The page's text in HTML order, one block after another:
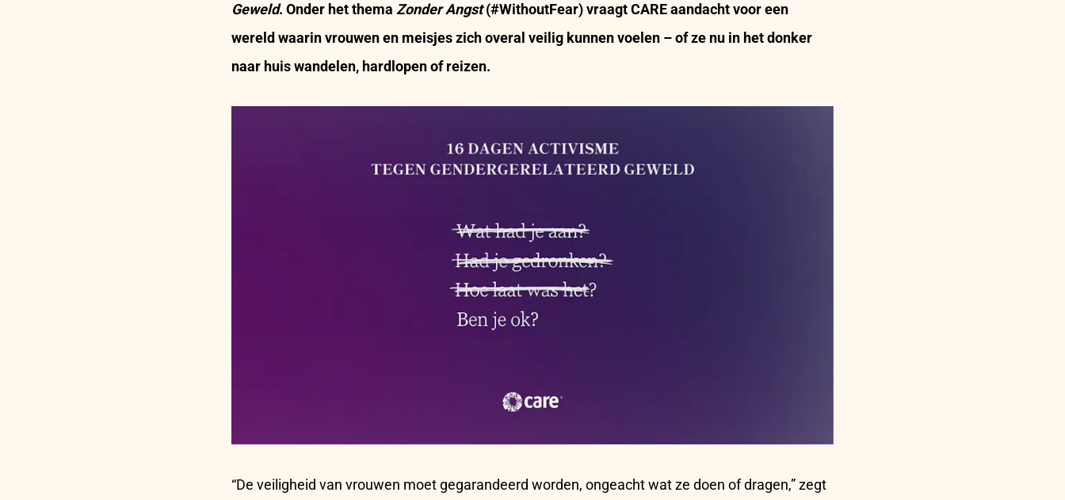
Geweld. Onder het thema Zonder Angst(#WithoutFear) vraagt CARE aandacht voor een
wereld waarin vrouwen en meisjes zich overal veilig kunnen voelen – of ze nu in het donker
naar huis wandelen, hardlopen of reizen.
“De veiligheid van vrouwen moet gegarandeerd worden, ongeacht wat ze doen of dragen,” zegt